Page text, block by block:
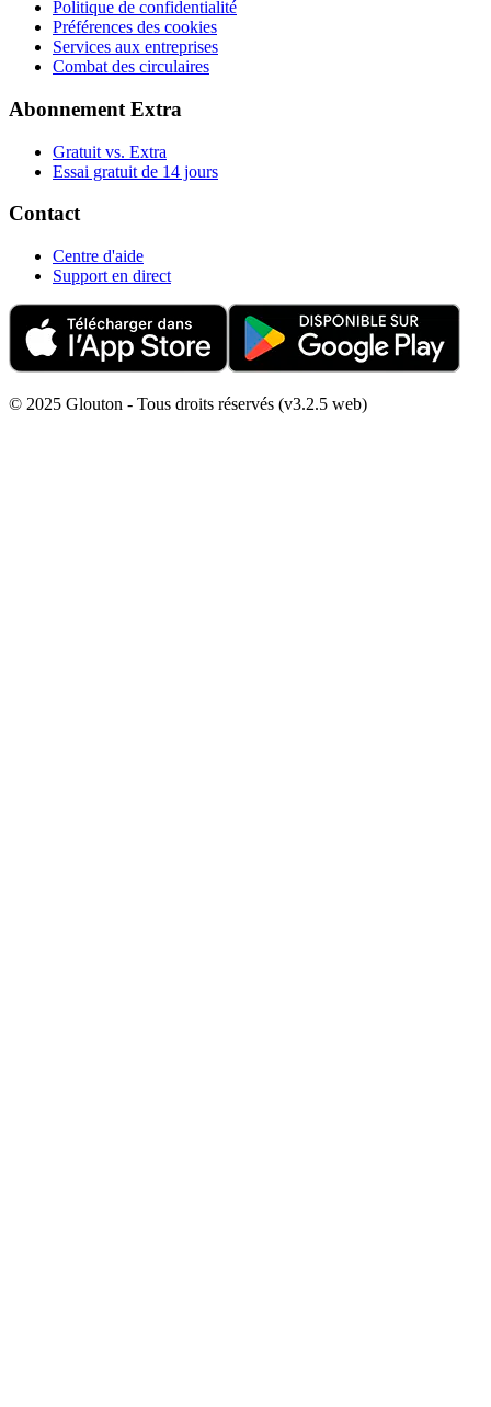
Politique de confidentialité
Préférences des cookies
Services aux entreprises
Combat des circulaires
Abonnement Extra
Gratuit vs. Extra
Essai gratuit de 14 jours
Contact
Centre d'aide
Support en direct
© 2025 Glouton - Tous droits réservés (v3.2.5 web)